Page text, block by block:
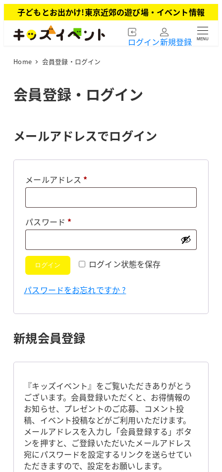
イ
子どもとお出かけ!東京近郊の遊び場・イベント情報
ログイン新規登録 MENU
Home 会員登録・ログイン
会員登録・ログイン
メールアドレスでログイン
メールアドレス *必
パスワード *必
ログイン状態を保存
ログイン
パスワードをお忘れですか ?
新規会員登録
『キッズイベント』をご覧いただきありがとう
ございます。会員登録いただくと、お得情報の
お知らせ、プレゼントのご応募、コメント投
稿、イベント投稿などがご利用いただけます。
メールアドレスを入力し「会員登録する」ボタ
ンを押すと、ご登録いただいたメールアドレス
宛にパスワードを設定するリンクを送らせてい
ただきますので、設定をお願いします。